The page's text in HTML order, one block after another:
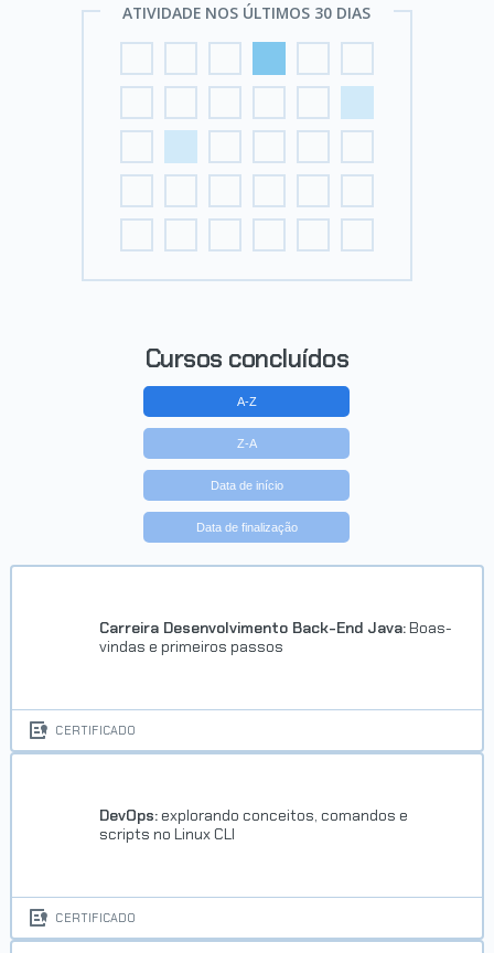
ATIVIDADE NOS ÚLTIMOS 30 DIAS
Cursos concluídos
A-Z
Z-A
Data de início
Data de finalização
Carreira Desenvolvimento Back-End Java: Boas-
vindas e primeiros passos
CERTIFICADO
DevOps: explorando conceitos, comandos e
scripts no Linux CLI
CERTIFICADO